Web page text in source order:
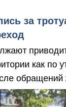
за
как по
обращений